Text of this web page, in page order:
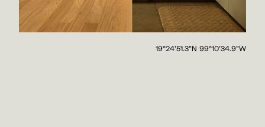
19°24'51.3"N 99°10'34.9"W